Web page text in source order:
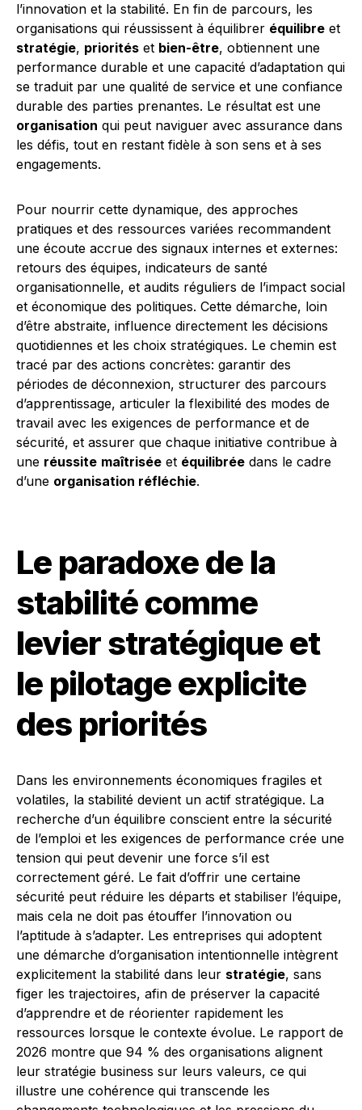
l’innovation et la stabilité. En fin de parcours, les
organisations qui réussissent à équilibrer équilibre et
stratégie, priorités et bien-être, obtiennent une
performance durable et une capacité d’adaptation qui
se traduit par une qualité de service et une confiance
durable des parties prenantes. Le résultat est une
organisation qui peut naviguer avec assurance dans
les défis, tout en restant fidèle à son sens et à ses
engagements.
Pour nourrir cette dynamique, des approches
pratiques et des ressources variées recommandent
une écoute accrue des signaux internes et externes:
retours des équipes, indicateurs de santé
organisationnelle, et audits réguliers de l’impact social
et économique des politiques. Cette démarche, loin
d’être abstraite, influence directement les décisions
quotidiennes et les choix stratégiques. Le chemin est
tracé par des actions concrètes: garantir des
périodes de déconnexion, structurer des parcours
d’apprentissage, articuler la flexibilité des modes de
travail avec les exigences de performance et de
sécurité, et assurer que chaque initiative contribue à
une réussite maîtrisée et équilibrée dans le cadre
d’une organisation réfléchie.
Le paradoxe de la
stabilité comme
levier stratégique et
le pilotage explicite
des priorités
Dans les environnements économiques fragiles et
volatiles, la stabilité devient un actif stratégique. La
recherche d’un équilibre conscient entre la sécurité
de l’emploi et les exigences de performance crée une
tension qui peut devenir une force s’il est
correctement géré. Le fait d’offrir une certaine
sécurité peut réduire les départs et stabiliser l’équipe,
mais cela ne doit pas étouffer l’innovation ou
l’aptitude à s’adapter. Les entreprises qui adoptent
une démarche d’organisation intentionnelle intègrent
explicitement la stabilité dans leur stratégie, sans
figer les trajectoires, afin de préserver la capacité
d’apprendre et de réorienter rapidement les
ressources lorsque le contexte évolue. Le rapport de
2026 montre que 94 % des organisations alignent
leur stratégie business sur leurs valeurs, ce qui
illustre une cohérence qui transcende les